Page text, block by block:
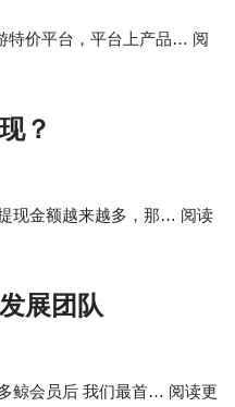
特价平台，平台上产品… 阅
？
现金额越来越多，那… 阅读
展团队
鲸会员后 我们最首… 阅读更